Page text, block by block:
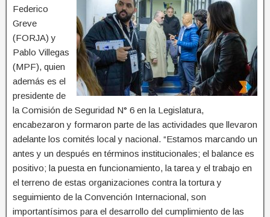
Federico
Greve
(FORJA) y
Pablo Villegas
(MPF), quien
además es el
presidente de
la Comisión de Seguridad N° 6 en la Legislatura,
encabezaron y formaron parte de las actividades que llevaron
adelante los comités local y nacional. “Estamos marcando un
antes y un después en términos institucionales; el balance es
positivo; la puesta en funcionamiento, la tarea y el trabajo en
el terreno de estas organizaciones contra la tortura y
seguimiento de la Convención Internacional, son
importantísimos para el desarrollo del cumplimiento de las